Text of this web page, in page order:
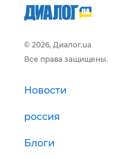
© 2026, Диалог.ua
Все права защищены.
Новости
россия
Блоги